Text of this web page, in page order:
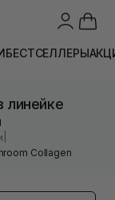
БЕСТСЕЛЛЕРЫ
линейке
Collagen